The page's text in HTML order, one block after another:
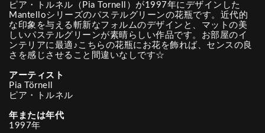
ピア・トルネル（Pia Tornell）が1997年にデザインした
Mantelloシリーズのパステルグリーンの花瓶です。近代的
な印象を与える斬新なフォルムのデザインと、マットの美
しいパステルグリーンが素晴らしい作品です。お部屋のイ
ンテリアに最適♪こちらの花瓶にお花を飾れば、センスの良
さを感じさせること間違いなしです☆
アーティスト
Pia Törnell
ピア・トルネル
年または年代
1997年